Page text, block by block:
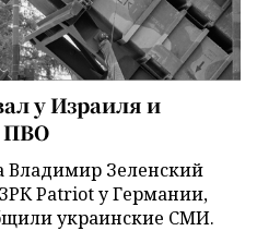
у Израиля и
ПВО
Владимир Зеленский
Patriot у Германии,
украинские СМИ.